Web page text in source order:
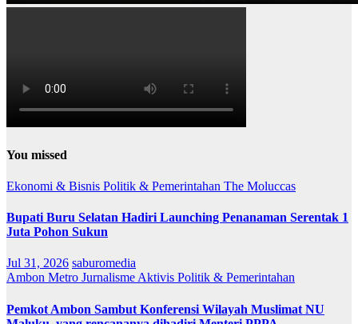
You missed
Ekonomi & Bisnis Politik & Pemerintahan The Moluccas
Bupati Buru Selatan Hadiri Launching Penanaman Serentak 1
Juta Pohon Sukun
Jul 31, 2026 saburomedia
Ambon Metro Jurnalisme Aktivis Politik & Pemerintahan
Pemkot Ambon Sambut Konferensi Wilayah Muslimat NU